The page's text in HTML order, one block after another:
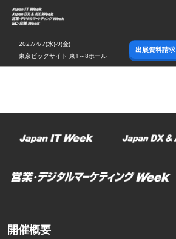
ス
キ
ッ
し
む
2027/4/7(水)-9(金)
東京ビッグサイト 東1～8ホール
出展資料請求
開催概要